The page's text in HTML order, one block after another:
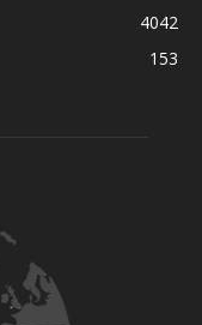
4042
153